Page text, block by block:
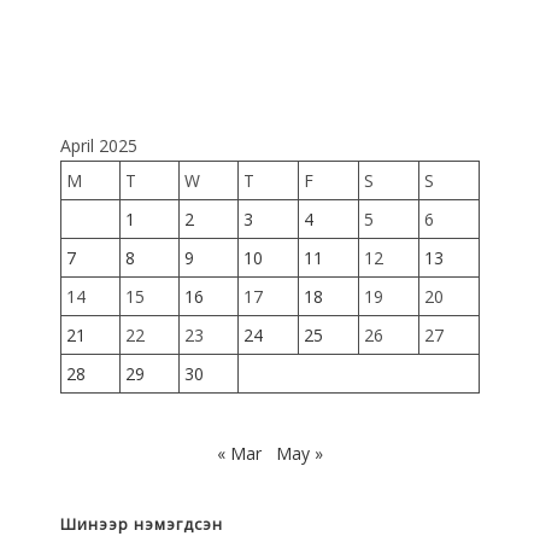
April 2025
M
T W T F S
S
1
2 3 4 5
6
7
8 9 10 11 12
13
14
15 16 17 18 19
20
21
22 23 24 25 26
27
28
29 30
« Mar May »
Шинээр нэмэгдсэн